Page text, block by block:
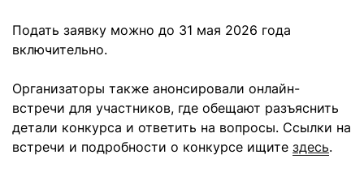
Подать заявку можно до 31 мая 2026 года
включительно.
Организаторы также анонсировали онлайн-
встречи для участников, где обещают разъяснить
детали конкурса и ответить на вопросы. Ссылки на
встречи и подробности о конкурсе ищите здесь.